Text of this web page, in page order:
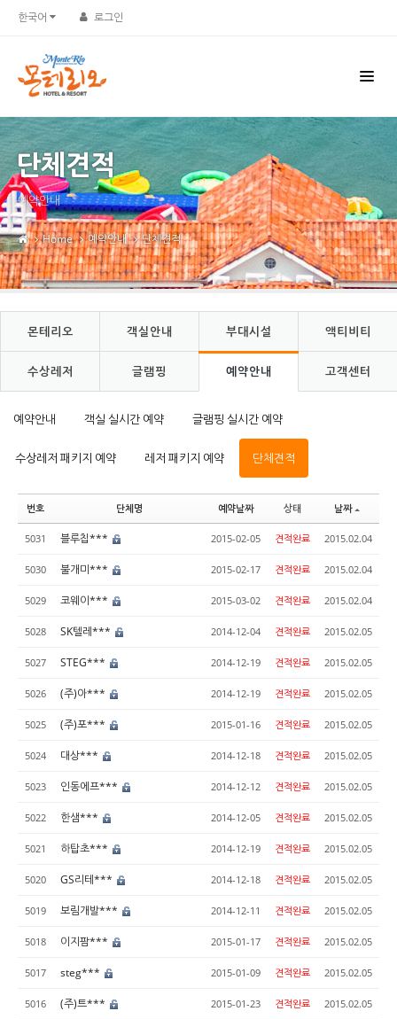
한국어 로그인
단체견적
예약안내
Home 예약안내 단체견적
몬테리오 객실안내 부대시설 액티비티
수상레저 글램핑 예약안내 고객센터
예약안내 객실 실시간 예약 글램핑 실시간 예약
수상레저 패키지 예약 레저 패키지 예약 단체견적
번호 단체명 예약날짜 상태 날짜
5031 블루칩*** 2015-02-05 견적완료 2015.02.04
5030 불개미*** 2015-02-17 견적완료 2015.02.04
5029 코웨이*** 2015-03-02 견적완료 2015.02.04
5028 SK텔레*** 2014-12-04 견적완료 2015.02.05
5027 STEG*** 2014-12-19 견적완료 2015.02.05
5026 (주)아*** 2014-12-19 견적완료 2015.02.05
5025 (주)포*** 2015-01-16 견적완료 2015.02.05
5024 대상*** 2014-12-18 견적완료 2015.02.05
5023 인동에프*** 2014-12-12 견적완료 2015.02.05
5022 한샘*** 2014-12-05 견적완료 2015.02.05
5021 하탑초*** 2014-12-19 견적완료 2015.02.05
5020 GS리테*** 2014-12-18 견적완료 2015.02.05
5019 보림개발*** 2014-12-11 견적완료 2015.02.05
5018 이지팜*** 2015-01-17 견적완료 2015.02.05
5017 steg*** 2015-01-09 견적완료 2015.02.05
5016 (주)트*** 2015-01-23 견적완료 2015.02.05
Sketchbook5, 스케치북5